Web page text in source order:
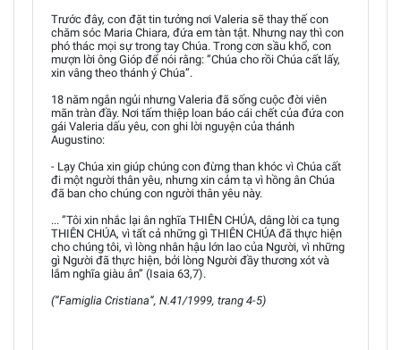
Trước đây, con đặt tin tưởng nơi Valeria sẽ thay thế con
chăm sóc Maria Chiara, đứa em tàn tật. Nhưng nay thì con
phó thác mọi sự trong tay Chúa. Trong cơn sầu khổ, con
mượn lời ông Gióp để nói rằng: ”Chúa cho rồi Chúa cất lấy,
xin vâng theo thánh ý Chúa”.
18 năm ngắn ngủi nhưng Valeria đã sống cuộc đời viên
mãn tràn đầy. Nơi tấm thiệp loan báo cái chết của đứa con
gái Valeria dấu yêu, con ghi lời nguyện của thánh
Augustino:
- Lạy Chúa xin giúp chúng con đừng than khóc vì Chúa cất
đi một người thân yêu, nhưng xin cảm tạ vì hồng ân Chúa
đã ban cho chúng con người thân yêu này.
... ”Tôi xin nhắc lại ân nghĩa THIÊN CHÚA, dâng lời ca tụng
THIÊN CHÚA, vì tất cả những gì THIÊN CHÚA đã thực hiện
cho chúng tôi, vì lòng nhân hậu lớn lao của Người, vì những
gì Người đã thực hiện, bởi lòng Người đầy thương xót và
lắm nghĩa giàu ân” (Isaia 63,7).
(”Famiglia Cristiana”, N.41/1999, trang 4-5)